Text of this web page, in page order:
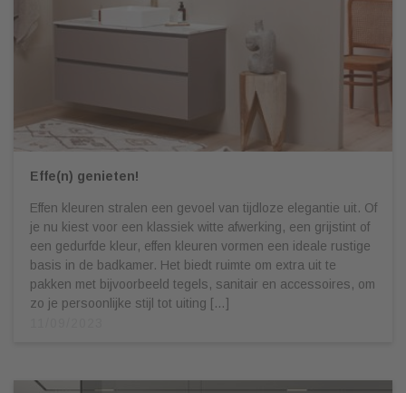
Effe(n) genieten!
Effen kleuren stralen een gevoel van tijdloze elegantie uit. Of
je nu kiest voor een klassiek witte afwerking, een grijstint of
een gedurfde kleur, effen kleuren vormen een ideale rustige
basis in de badkamer. Het biedt ruimte om extra uit te
pakken met bijvoorbeeld tegels, sanitair en accessoires, om
zo je persoonlijke stijl tot uiting […]